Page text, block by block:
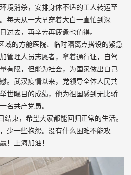
境消杀，安排身体不适的工人转运至
每天从一大早穿着大白一直忙到深
过去，再辛苦再疲惫也值得。
的方舱医院、临时隔离点搭设的紧急
管理人员志愿者，拿着通行证，自驾
有限，但能为社会，为国家做出自己
。武汉疫情以来，党领导全体人民共
世瞩目的成绩，他为祖国感到无比骄
名共产党员。
束，希望大家都能回归正常的生活。
少一些抱怨。没有什么困难不能攻
！上海加油！